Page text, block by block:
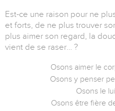
Est-ce une raison pour ne
et forts, de ne plus trouver
plus aimer son regard, la
vient de se raser… ?
Osons aimer le
Osons y penser
Osons le
Osons être fière